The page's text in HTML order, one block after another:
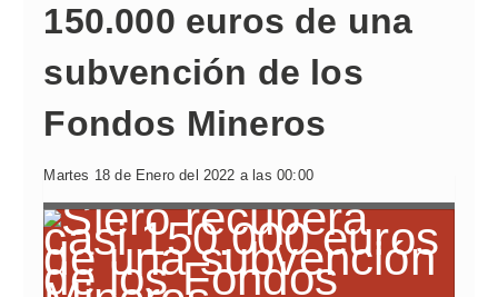
150.000 euros de una
subvención de los
Fondos Mineros
Martes 18 de Enero del 2022 a las 00:00